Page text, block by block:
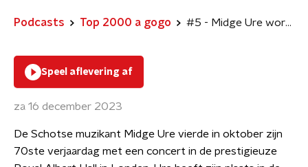
Podcasts Top 2000 a gogo #5 - Midge Ure wordt 70 (S05)
Speel aflevering af
za 16 december 2023
De Schotse muzikant Midge Ure vierde in oktober zijn
70ste verjaardag met een concert in de prestigieuze